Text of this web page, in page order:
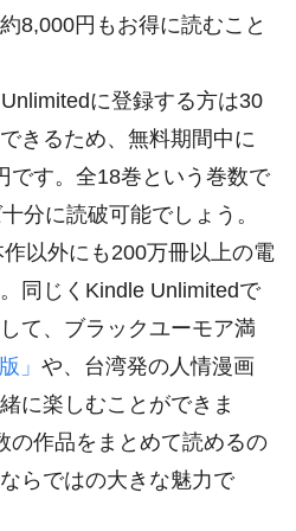
8,000円もお得に読むこと
に登録する方は30
きるため、無料期間中に
です。全18巻という巻数で
分に読破可能でしょう。
以外にも200万冊以上の電
同じくKindle Unlimitedで
て、ブラックユーモア満
」 や、台湾発の人情漫画
に楽しむことができま
の作品をまとめて読めるの
らではの大きな魅力で